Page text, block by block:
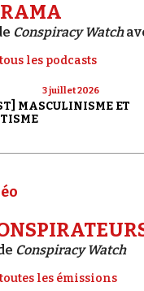
Conspiracy Watch
les podcasts
3 juillet 2026
MASCULINISME ET
Conspiracy Watch
les émissions